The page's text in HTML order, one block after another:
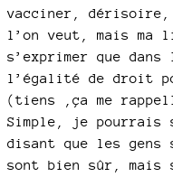
vacciner,
l’on veut, mais ma
s’exprimer que
l’égalité de droit
(tiens ,ça me
Simple, je pourrais
disant que les gens
sont bien sûr, mais